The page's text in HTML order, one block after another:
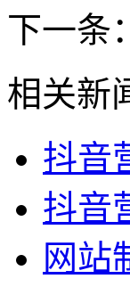
下一条：
相关新
抖音
抖音
网站